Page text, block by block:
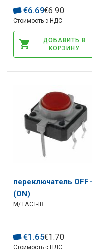
подсветка (12VDC)
€6.69€6.90
Стоимость с НДС
ДОБАВИТЬ В
КОРЗИНУ
переключатель OFF-
(ON)
нефиксированный; 2
SPST-NO;12x12мм,
M/TACT-IR
€1 .65€1 .70
Стоимость с НДС